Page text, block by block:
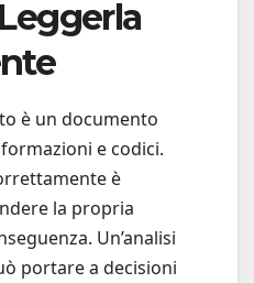
è un documento
e codici.
è
la propria
Un’analisi
portare a decisioni